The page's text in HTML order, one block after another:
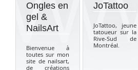
Ongles en
gel &
NailsArt
Bienvenue à
toutes sur mon
site de nailsart,
de créations
JoTattoo
JoTattoo, jeune
tatoueur sur la
Rive-Sud de
Montréal.